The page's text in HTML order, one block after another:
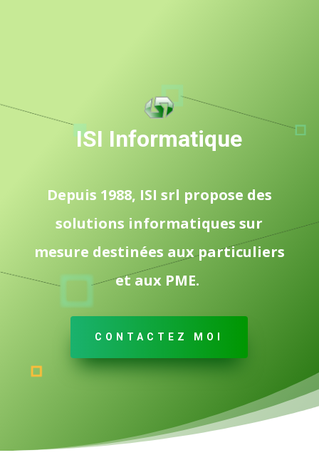
ISI Informatique
Depuis 1988, ISI srl propose des
solutions informatiques sur
mesure destinées aux particuliers
et aux PME.
CONTACTEZ MOI